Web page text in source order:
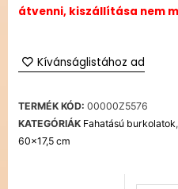
átvenni, kiszállítása nem
Kívánságlistához ad
TERMÉK KÓD: 00000Z5576
KATEGÓRIÁK Fahatású burkolatok,
60x17,5 cm